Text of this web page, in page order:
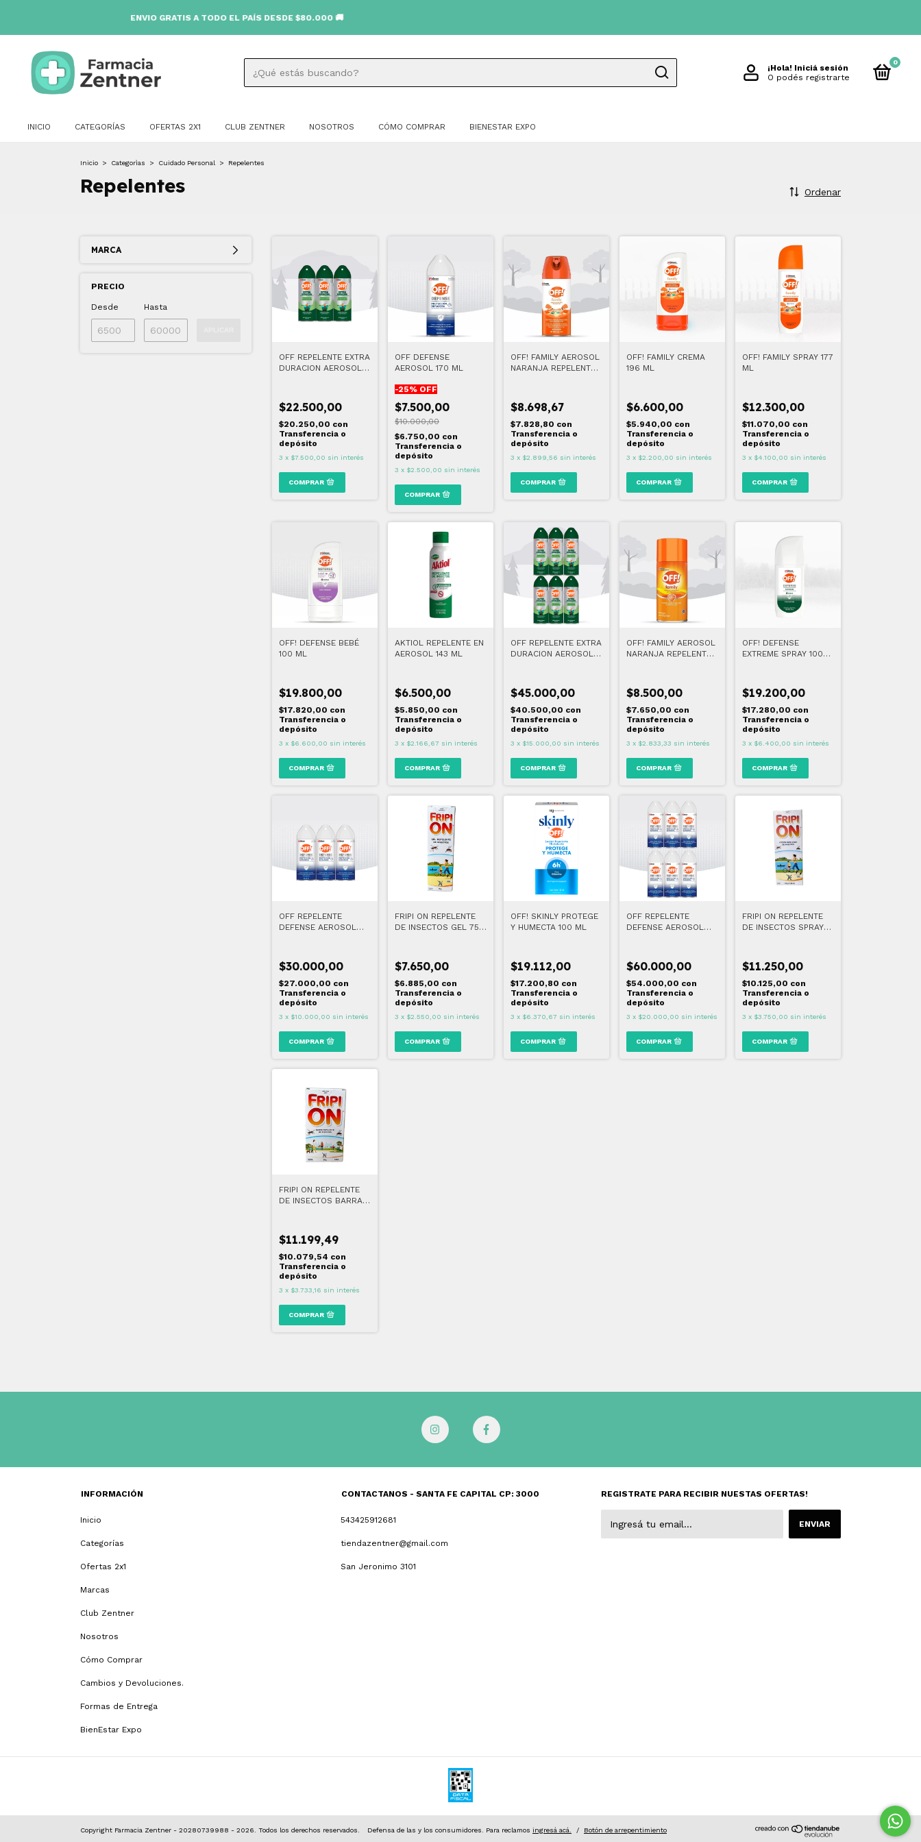
ENVIO GRATIS A TODO EL PAÍS DESDE $80.000 🚚
¡Hola! Iniciá sesión
O podés registrarte
0
INICIO CATEGORÍAS OFERTAS 2X1 CLUB ZENTNER NOSOTROS CÓMO COMPRAR BIENESTAR EXPO
Inicio > Categorìas > Cuidado Personal > Repelentes
Repelentes Ordenar
MARCA
PRECIO
Desde Hasta
OFF REPELENTE EXTRA
DURACION AEROSOL
$22.500,00
$20.250,00 con
Transferencia o
depósito
3 x $7.500,00 sin interés
OFF DEFENSE
AEROSOL 170 ML
-25% OFF
$7.500,00
$10.000,00
$6.750,00 con
Transferencia o
depósito
3 x $2.500,00 sin interés
OFF! FAMILY AEROSOL
NARANJA REPELENTE
$8.698,67
$7.828,80 con
Transferencia o
depósito
3 x $2.899,56 sin interés
OFF! FAMILY CREMA
196 ML
$6.600,00
$5.940,00 con
Transferencia o
depósito
3 x $2.200,00 sin interés
OFF! FAMILY SPRAY 177
ML
$12.300,00
$11.070,00 con
Transferencia o
depósito
3 x $4.100,00 sin interés
OFF! DEFENSE BEBÉ
100 ML
$19.800,00
$17.820,00 con
Transferencia o
depósito
3 x $6.600,00 sin interés
AKTIOL REPELENTE EN
AEROSOL 143 ML
$6.500,00
$5.850,00 con
Transferencia o
depósito
3 x $2.166,67 sin interés
OFF REPELENTE EXTRA
DURACION AEROSOL
$45.000,00
$40.500,00 con
Transferencia o
depósito
3 x $15.000,00 sin interés
OFF! FAMILY AEROSOL
NARANJA REPELENTE
$8.500,00
$7.650,00 con
Transferencia o
depósito
3 x $2.833,33 sin interés
OFF! DEFENSE
EXTREME SPRAY 100
$19.200,00
$17.280,00 con
Transferencia o
depósito
3 x $6.400,00 sin interés
OFF REPELENTE
DEFENSE AEROSOL
$30.000,00
$27.000,00 con
Transferencia o
depósito
3 x $10.000,00 sin interés
FRIPI ON REPELENTE
DE INSECTOS GEL 75
$7.650,00
$6.885,00 con
Transferencia o
depósito
3 x $2.550,00 sin interés
OFF! SKINLY PROTEGE
Y HUMECTA 100 ML
$19.112,00
$17.200,80 con
Transferencia o
depósito
3 x $6.370,67 sin interés
OFF REPELENTE
DEFENSE AEROSOL
$60.000,00
$54.000,00 con
Transferencia o
depósito
3 x $20.000,00 sin interés
FRIPI ON REPELENTE
DE INSECTOS SPRAY
$11.250,00
$10.125,00 con
Transferencia o
depósito
3 x $3.750,00 sin interés
FRIPI ON REPELENTE
DE INSECTOS BARRA
$11.199,49
$10.079,54 con
Transferencia o
depósito
3 x $3.733,16 sin interés
INFORMACIÓN
Inicio
Categorías
Ofertas 2x1
Marcas
Club Zentner
Nosotros
Cómo Comprar
Cambios y Devoluciones.
Formas de Entrega
BienEstar Expo
CONTACTANOS - SANTA FE CAPITAL CP: 3000
543425912681
tiendazentner@gmail.com
San Jeronimo 3101
REGISTRATE PARA RECIBIR NUESTAS OFERTAS!
Copyright Farmacia Zentner - 20280739988 - 2026. Todos los derechos reservados. Defensa de las y los consumidores. Para reclamos ingresá acá. / Botón de arrepentimiento